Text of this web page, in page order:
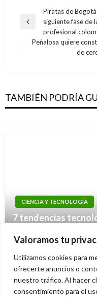
Valoramos tu
Utilizamos cookies para
ofrecerte anuncios o
nuestro tráfico. Al hacer
consentimiento para el
Navegación
de
entradas
Entrada
anterior
Piratas de
siguiente fase de
profesional
Peñalosa quiere
de
TAMBIÉN PODRÍA
habitable fuera del
Giovanni Alarcón M.
CIENCIA Y TECNOLOGÍA
7 tendencias
para espiar
Iván Briceño viernes
CIENCIA Y TECNOLOGÍA
Corona y Ecopetrol
Iván Briceño martes